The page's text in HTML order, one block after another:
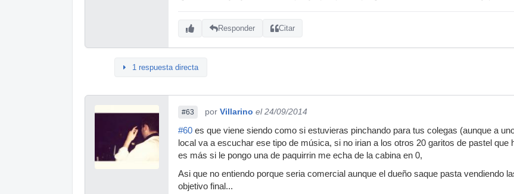
Responder Citar
1 respuesta directa
#63 por Villarino el 24/09/2014
#60 es que viene siendo como si estuvieras pinchando para tus colegas (aunque a
local va a escuchar ese tipo de música, si no irian a los otros 20 garitos de pastel
es más si le pongo una de paquirrin me echa de la cabina en 0,
Asi que no entiendo porque seria comercial aunque el dueño saque pasta vendiendo
objetivo final...